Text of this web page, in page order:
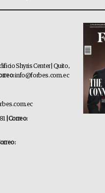
Shyris Center | Quito,
info@forbes.com.ec
| Correo: